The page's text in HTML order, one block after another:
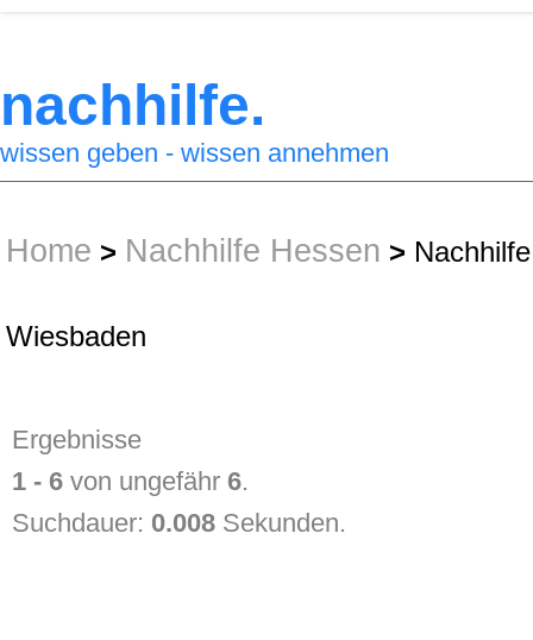
nachhilfe.
wissen geben - wissen annehmen
Home > Nachhilfe Hessen > Nachhilfe
Wiesbaden
Ergebnisse
1 - 6 von ungefähr 6.
Suchdauer: 0.008 Sekunden.